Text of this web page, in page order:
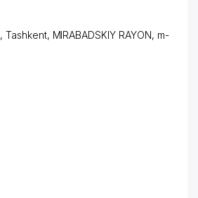
Tashkent, MIRABADSKIY RAYON, m-